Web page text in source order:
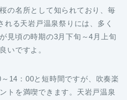
の名所として知られており、毎
れる天岩戸温泉祭りには、多く
見頃の時期の3月下旬～4月上旬
いですよ。
14：00と短時間ですが、吹奏楽
トを満喫できます。天岩戸温泉